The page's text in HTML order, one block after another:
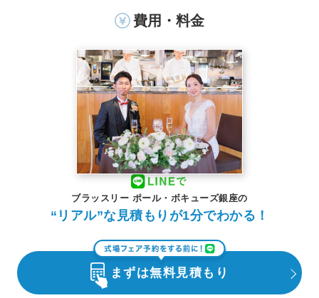
費用・料金
ブラッスリー ポール・ボキューズ銀座の
“リアル”な見積もりが1分でわかる！
まずは無料見積もり